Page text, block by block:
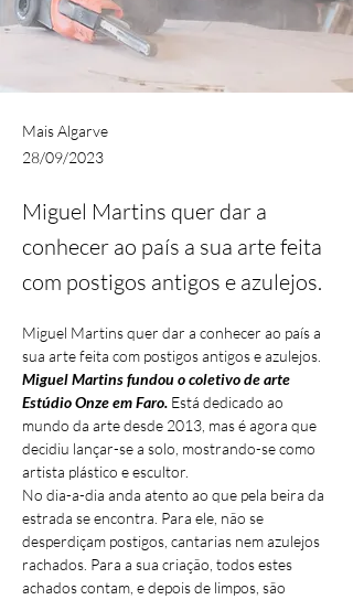
Mais Algarve
28/09/2023
Miguel Martins quer dar a
conhecer ao país a sua arte feita
com postigos antigos e azulejos.
Miguel Martins quer dar a conhecer ao país a
sua arte feita com postigos antigos e azulejos.
Miguel Martins fundou o coletivo de arte
Estúdio Onze em Faro. Está dedicado ao
mundo da arte desde 2013, mas é agora que
decidiu lançar-se a solo, mostrando-se como
artista plástico e escultor.
No dia-a-dia anda atento ao que pela beira da
estrada se encontra. Para ele, não se
desperdiçam postigos, cantarias nem azulejos
rachados. Para a sua criação, todos estes
achados contam, e depois de limpos, são